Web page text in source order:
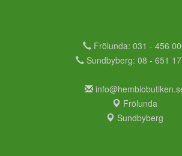
Frölunda: 031 - 456
Sundbyberg: 08 - 651
Frölunda
Sundbyberg